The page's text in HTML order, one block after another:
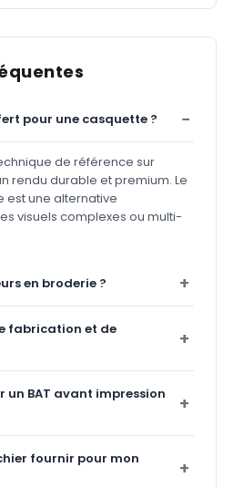
pour une casquette ?
de référence sur
rendu durable et premium. Le
est une alternative
visuels complexes ou multi-
en broderie ?
fabrication et de
un BAT avant impression
fournir pour mon